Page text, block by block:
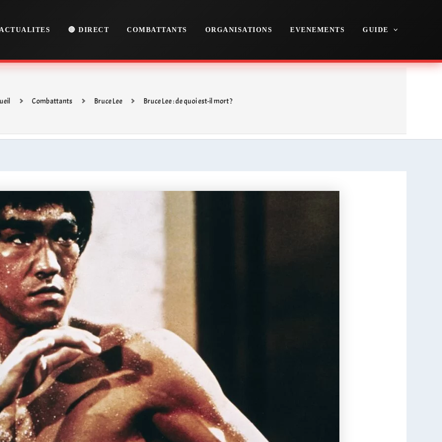
ACTUALITES 🔴 DIRECT COMBATTANTS ORGANISATIONS EVENEMENTS GUIDE
Combattants Bruce Lee Bruce Lee : de quoi est-il mort ?